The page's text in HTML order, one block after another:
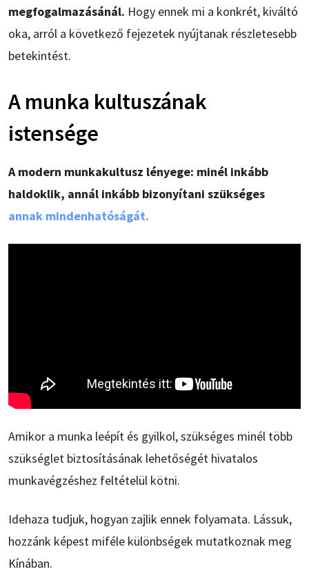
megfogalmazásánál. Hogy ennek mi a konkrét, kiváltó
oka, arról a következő fejezetek nyújtanak részletesebb
betekintést.
A munka kultuszának
istensége
A modern munkakultusz lényege: minél inkább
haldoklik, annál inkább bizonyítani szükséges
annak mindenhatóságát.
Amikor a munka leépít és gyilkol, szükséges minél több
szükséglet biztosításának lehetőségét hivatalos
munkavégzéshez feltételül kötni.
Idehaza tudjuk, hogyan zajlik ennek folyamata. Lássuk,
hozzánk képest miféle különbségek mutatkoznak meg
Kínában.